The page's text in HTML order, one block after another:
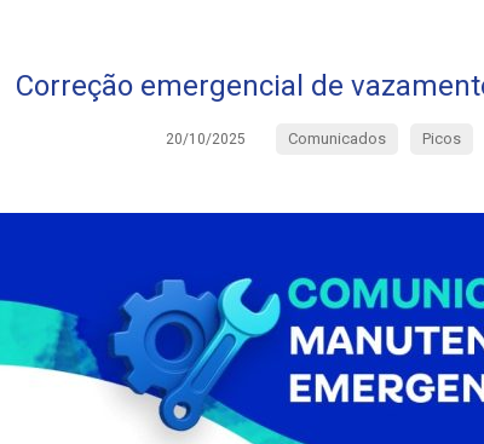
Correção emergencial de
20/10/2025 Comunicados Picos